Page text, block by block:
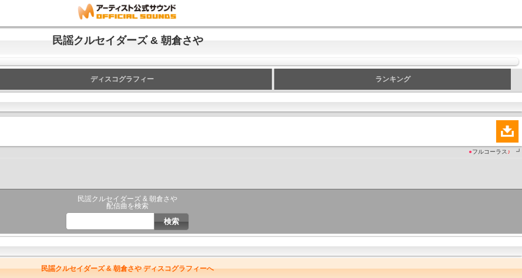
民謡クルセイダーズ & 朝倉さや
ディスコグラフィー ランキング
●フルコーラス ♪ ┛
民謡クルセイダーズ & 朝倉さや
配信曲を検索
民謡クルセイダーズ & 朝倉さや ディスコグラフィーへ